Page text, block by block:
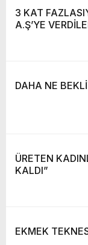
3 KAT
A.Ş’YE
DAHA NE
ÜRETEN
KALDI”
EKMEK